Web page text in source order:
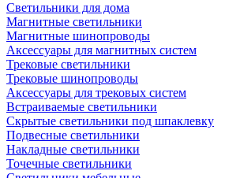
Светильники для дома
Магнитные светильники
Магнитные шинопроводы
Аксессуары для магнитных систем
Трековые светильники
Трековые шинопроводы
Аксессуары для трековых систем
Встраиваемые светильники
Скрытые светильники под шпаклевку
Подвесные светильники
Накладные светильники
Точечные светильники